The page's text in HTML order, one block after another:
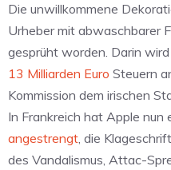
Die unwillkommene
Urheber mit abwaschbarer
gesprüht worden. Darin
13 Milliarden Euro Steuern
Kommission dem irischen
In Frankreich hat Apple nun
angestrengt, die
des Vandalismus, Attac-